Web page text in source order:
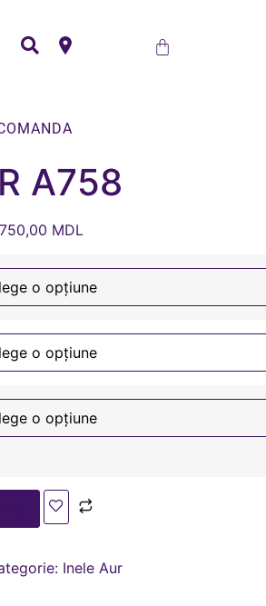
A758
MDL
Inele Aur